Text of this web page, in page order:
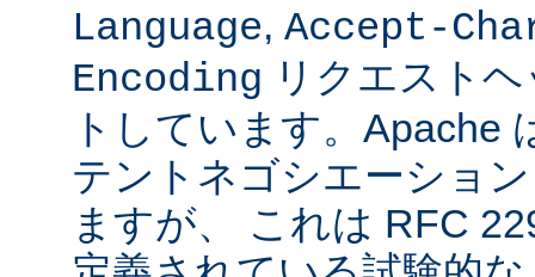
Language, Accept-
Encoding リクエスト
トしています。Apache
テントネゴシエーショ
ますが、 これは RFC